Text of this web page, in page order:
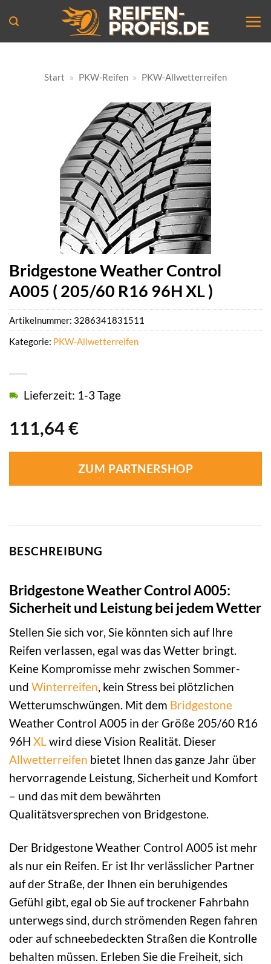
Inhalt
springen
Start » PKW-Reifen » PKW-Allwetterreifen
Bridgestone Weather Control
A005 ( 205/60 R16 96H XL )
111,64€
Lieferzeit: 1-3 Tage
ZUM PARTNERSHOP
Artikelnummer: 3286341831511
Kategorie: PKW-Allwetterreifen
BESCHREIBUNG
Bridgestone Weather Control A005:
Sicherheit und Leistung bei jedem Wetter
Stellen Sie sich vor, Sie könnten sich auf Ihre
Reifen verlassen, egal was das Wetter bringt.
Keine Kompromisse mehr zwischen Sommer-
und Winterreifen, kein Stress bei plötzlichen
Wetterumschwüngen. Mit dem Bridgestone
Weather Control A005 in der Größe 205/60 R16
96H XLwird diese Vision Realität. Dieser
Allwetterreifen bietet Ihnen das ganze Jahr über
hervorragende Leistung, Sicherheit und Komfort
– und das mit dem bewährten
Qualitätsversprechen von Bridgestone.
Der Bridgestone Weather Control A005 ist mehr
als nur ein Reifen. Er ist Ihr verlässlicher Partner
auf der Straße, der Ihnen ein beruhigendes
Gefühl gibt, egal ob Sie auf trockener Fahrbahn
unterwegs sind, durch strömenden Regen fahren
oder auf schneebedeckten Straßen die Kontrolle
behalten müssen. Erleben Sie die Freiheit, sich